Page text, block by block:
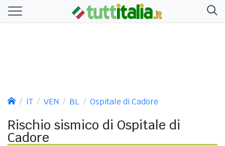
IT VEN BL Ospitale di Cadore
Rischio sismico di Ospitale di
Cadore